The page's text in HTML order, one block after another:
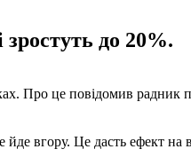
до 20%.
Про це повідомив радник
вгору. Це дасть ефект на